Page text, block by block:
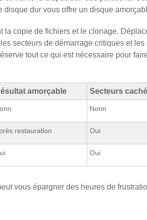
disque dur vous offre un disque
la copie de fichiers et le clonage.
secteurs de démarrage critiques et
tout ce qui est nécessaire pour
amorçable Secteurs
Nonn
restauration Oui
Oui
vous épargner des heures de